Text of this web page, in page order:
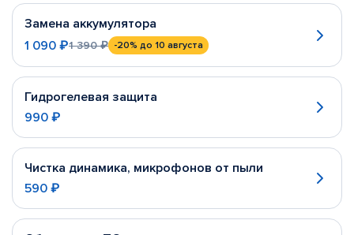
Замена аккумулятора
1 090 ₽1 390 ₽ -20% до 10 августа
Гидрогелевая защита
990 ₽
Чистка динамика, микрофонов от пыли
590 ₽